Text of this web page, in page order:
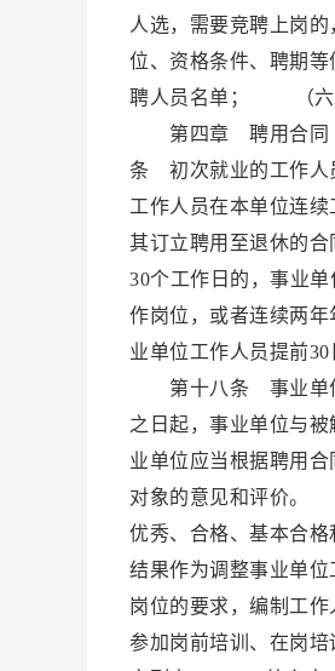
人选，需要竞聘上岗
位、资格条件、聘
聘人员名单； （六
第四章 聘用合同
条 初次就业的工作
工作人员在本单位连
其订立聘用至退休的
30个工作日的，事业
作岗位，或者连续两
业单位工作人员提前
第十八条 事业单位
之日起，事业单位
业单位应当根据聘用
对象的意见和评价
优秀、合格、基本合
结果作为调整事业单
岗位的要求，编制工
参加岗前培训、在岗